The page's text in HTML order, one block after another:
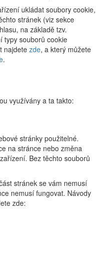
ukládat soubory cookie,
stránek (viz sekce
na základě tzv.
typy souborů cookie
najdete zde, a který můžete
.
využívány a ta takto:
stránky použitelné.
na stránce nebo změna
Bez těchto souborů
stránek se vám nemusí
nemusí fungovat. Návody
zde: